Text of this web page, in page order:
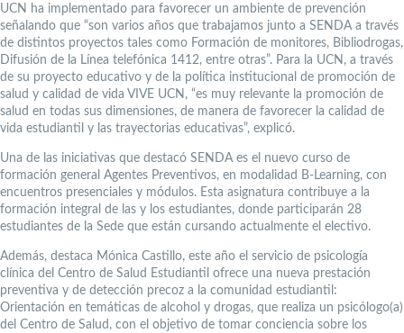
UCN ha implementado para favorecer un ambiente de prevención
señalando que “son varios años que trabajamos junto a SENDA a través
de distintos proyectos tales como Formación de monitores, Bibliodrogas,
Difusión de la Línea telefónica 1412, entre otras”. Para la UCN, a través
de su proyecto educativo y de la política institucional de promoción de
salud y calidad de vida VIVE UCN, “es muy relevante la promoción de
salud en todas sus dimensiones, de manera de favorecer la calidad de
vida estudiantil y las trayectorias educativas”, explicó.
Una de las iniciativas que destacó SENDA es el nuevo curso de
formación general Agentes Preventivos, en modalidad B-Learning, con
encuentros presenciales y módulos. Esta asignatura contribuye a la
formación integral de las y los estudiantes, donde participarán 28
estudiantes de la Sede que están cursando actualmente el electivo.
Además, destaca Mónica Castillo, este año el servicio de psicología
clínica del Centro de Salud Estudiantil ofrece una nueva prestación
preventiva y de detección precoz a la comunidad estudiantil:
Orientación en temáticas de alcohol y drogas, que realiza un psicólogo(a)
del Centro de Salud, con el objetivo de tomar conciencia sobre los